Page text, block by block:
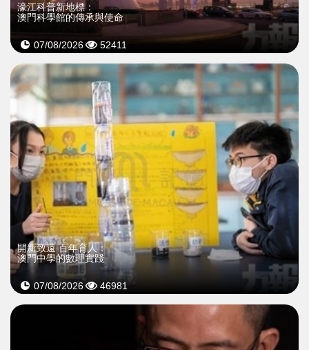
濠江科普新地標：
澳門科學館的傳承與使命
07/08/2026 52411
開新致遠 百年育人：
澳門中學的數理實踐
07/08/2026 46981